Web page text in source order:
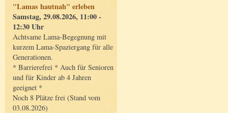
"Lamas hautnah" erleben
Samstag, 29.08.2026, 11:00 -
12:30 Uhr
Achtsame Lama-Begegnung mit
kurzem Lama-Spaziergang für alle
Generationen.
* Barrierefrei * Auch für Senioren
und für Kinder ab 4 Jahren
geeignet *
Noch 8 Plätze frei (Stand vom
03.08.2026)